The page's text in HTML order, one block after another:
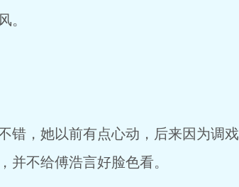
。
错，她以前有点心动，后来因为调
并不给傅浩言好脸色看。